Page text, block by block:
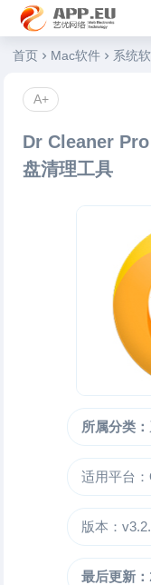
艺优软件乐园
首页 Mac软件 系统
Dr Cleaner
盘清理工具
所属分类：
适用平台
版本：
最后更新：
A+